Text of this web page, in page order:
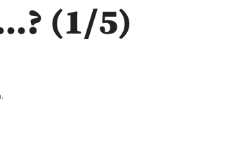
(1/5)